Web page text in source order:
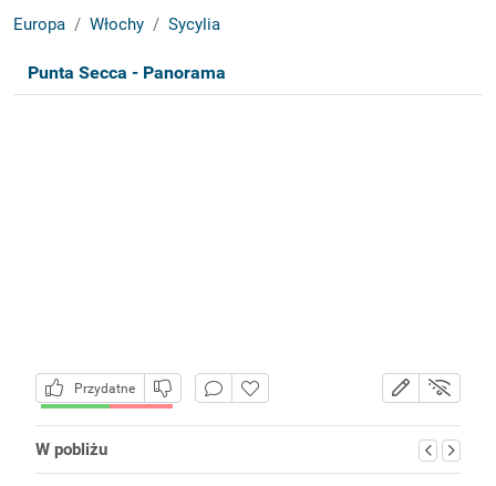
Europa Włochy Sycylia
Punta Secca - Panorama
Przydatne
W pobliżu